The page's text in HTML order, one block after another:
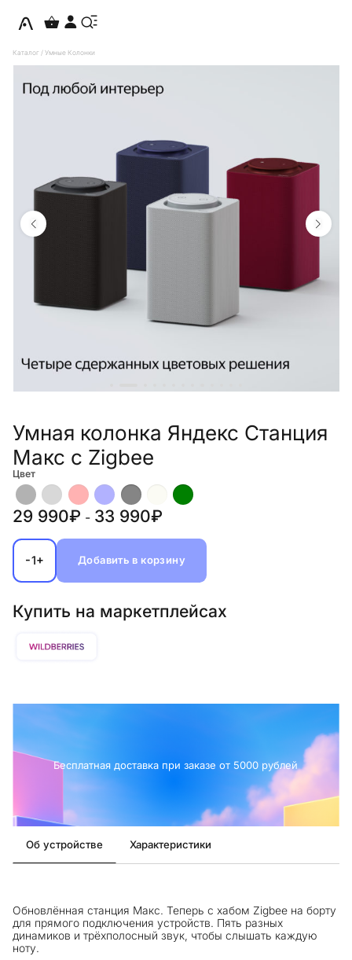
Каталог /Умные Колонки
Умная колонка Яндекс Станция
Макс с Zigbee
Цвет
29 990₽ - 33 990₽
-1+ Добавить в корзину
Купить на маркетплейсах
Бесплатная доставка при заказе от 5000 рублей
Об устройстве Характеристики
Обновлённая станция Макс. Теперь с хабом Zigbee на борту
для прямого подключения устройств. Пять разных
динамиков и трёхполосный звук, чтобы слышать каждую
ноту.